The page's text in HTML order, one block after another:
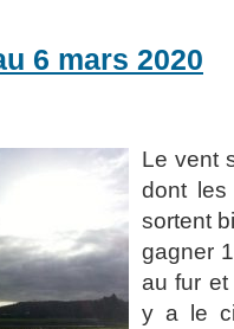
6 mars 2020
Le vent
dont les
sortent
gagner
au fur et
y a le